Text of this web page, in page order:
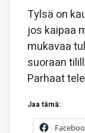
Tylsä on
jos kaipaa
mukavaa
suoraan
Parhaat
Jaa tämä: